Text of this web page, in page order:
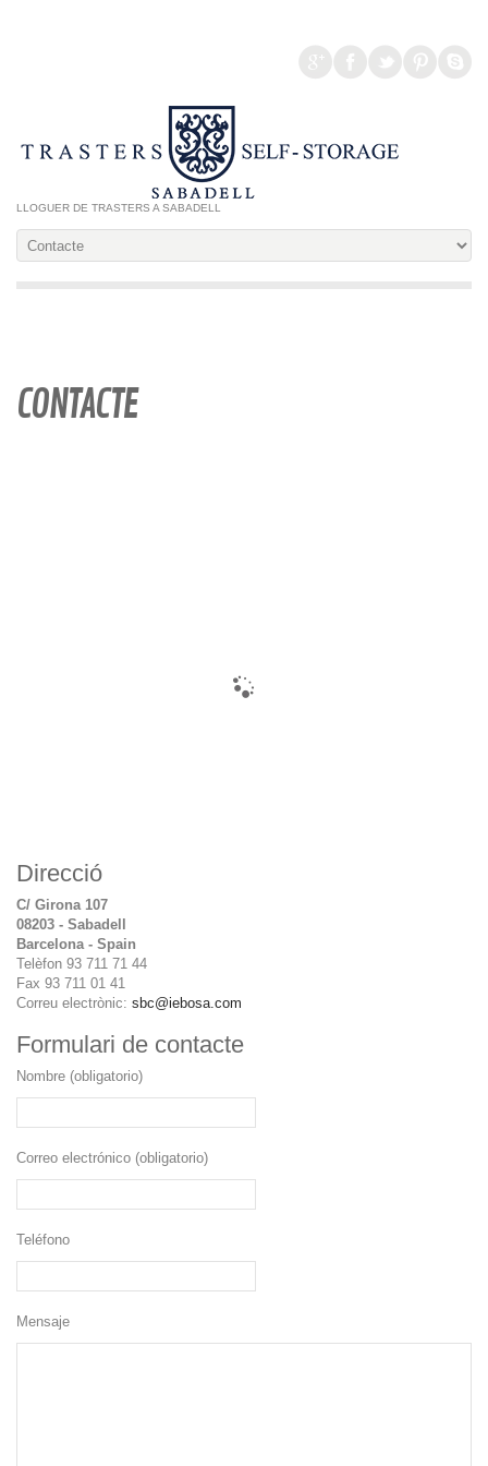
LLOGUER DE TRASTERS A SABADELL
CONTACTE
Direcció
C/ Girona 107
08203 - Sabadell
Barcelona - Spain
Telèfon 93 711 71 44
Fax 93 711 01 41
Correu electrònic: sbc@iebosa.com
Formulari de contacte
Nombre (obligatorio)
Correo electrónico (obligatorio)
Teléfono
Mensaje